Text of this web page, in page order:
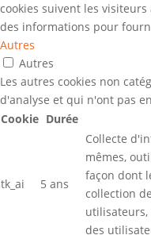
cookies suivent les
des informations pour
Autres
Autres
Les autres cookies non
d'analyse et qui n'ont pas
Cookie Durée
tk_ai 5 ans
Collecte
mêmes,
façon dont
collection
des